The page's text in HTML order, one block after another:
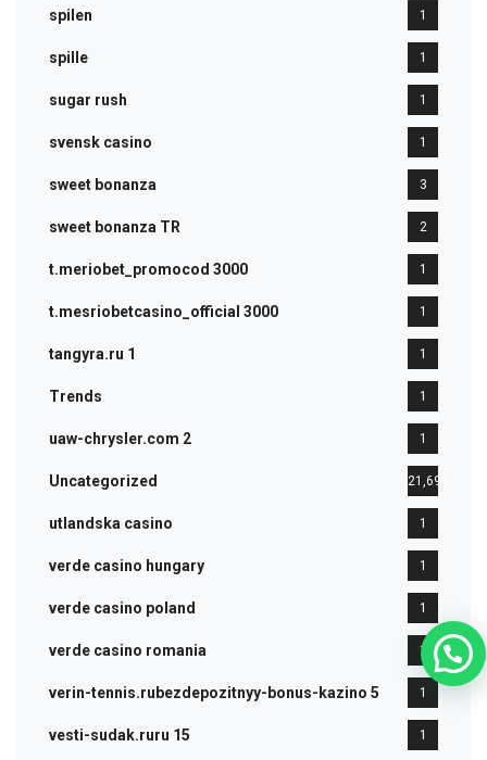
spilen 1
spille 1
sugar rush 1
svensk casino 1
sweet bonanza 3
sweet bonanza TR 2
t.meriobet_promocod 3000 1
t.mesriobetcasino_official 3000 1
tangyra.ru 1 1
Trends 1
uaw-chrysler.com 2 1
Uncategorized 21,699
utlandska casino 1
verde casino hungary 1
verde casino poland 1
verde casino romania 1
verin-tennis.rubezdepozitnyy-bonus-kazino 5 1
vesti-sudak.ruru 15 1